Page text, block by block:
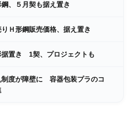
、５月契も据え置き
Ｈ形鋼販売価格、据え置き
据置き 1契、プロジェクトも
制度が障壁に 容器包装プラのコ